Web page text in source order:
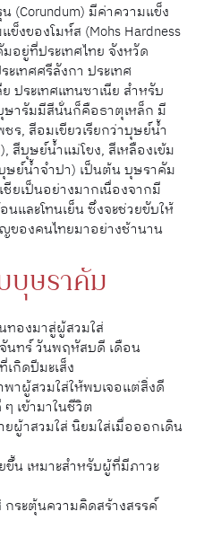
(Corundum) มีค่าความแข็ง
งของโมห์ส (Mohs Hardness
อยู่ที่ประเทศไทย จังหวัด
เทศศรีลังกา ประเทศ
ประเทศแทนซาเนีย สำหรับ
ารัมมีสีนั่นก็คือธาตุเหล็ก มี
ร, สีอมเขียวเรียกว่าบุษย์น้ำ
สีบุษย์น้ำแม่โขง, สีเหลืองเข้ม
ษย์น้ำจำปา) เป็นต้น บุษราคัม
ยเป็นอย่างมากเนื่องจากมี
นและโทนเย็น ซึ่งจะช่วยขับให้
องคนไทยมาอย่างช้านาน
บุษราคัม
ทองมาสู่ผู้สวมใส่
นทร์ วันพฤหัสบดี เดือน
กิดปีมะเส็ง
พาผู้สวมใส่ให้พบเจอแต่สิ่งดี
เข้ามาในชีวิต
ผู้าสวมใส่ นิยมใส่เมื่อออกเดิน
น เหมาะสำหรับผู้ที่มีภาวะ
ระตุ้นความคิดสร้างสรรค์